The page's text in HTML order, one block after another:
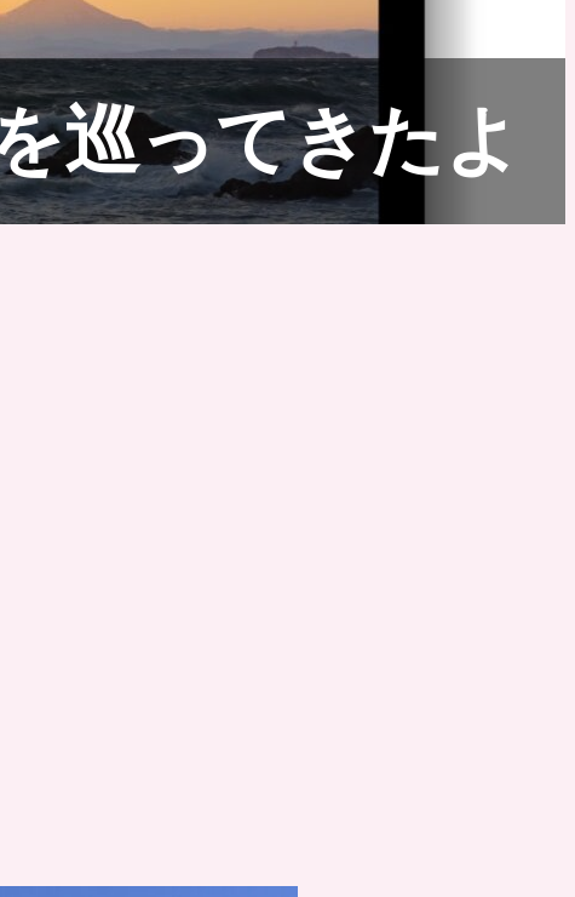
巡ってきたよ